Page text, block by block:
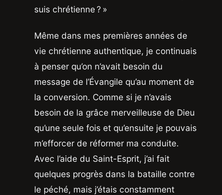
suis chrétienne ? »
Même dans mes premières années de
vie chrétienne authentique, je continuais
à penser qu’on n’avait besoin du
message de l’Évangile qu’au moment de
la conversion. Comme si je n’avais
besoin de la grâce merveilleuse de Dieu
qu’une seule fois et qu’ensuite je pouvais
m’efforcer de réformer ma conduite.
Avec l’aide du Saint-Esprit, j’ai fait
quelques progrès dans la bataille contre
le péché, mais j’étais constamment